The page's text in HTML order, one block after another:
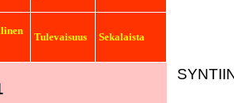
Tulevaisuus Sekalaista